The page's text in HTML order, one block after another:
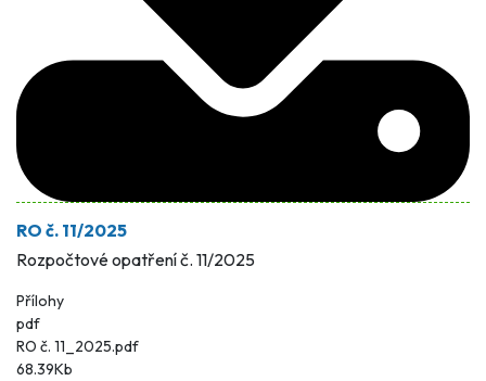
RO č. 11/2025
Rozpočtové opatření č. 11/2025
Přílohy
pdf
RO č. 11_2025.pdf
68.39Kb